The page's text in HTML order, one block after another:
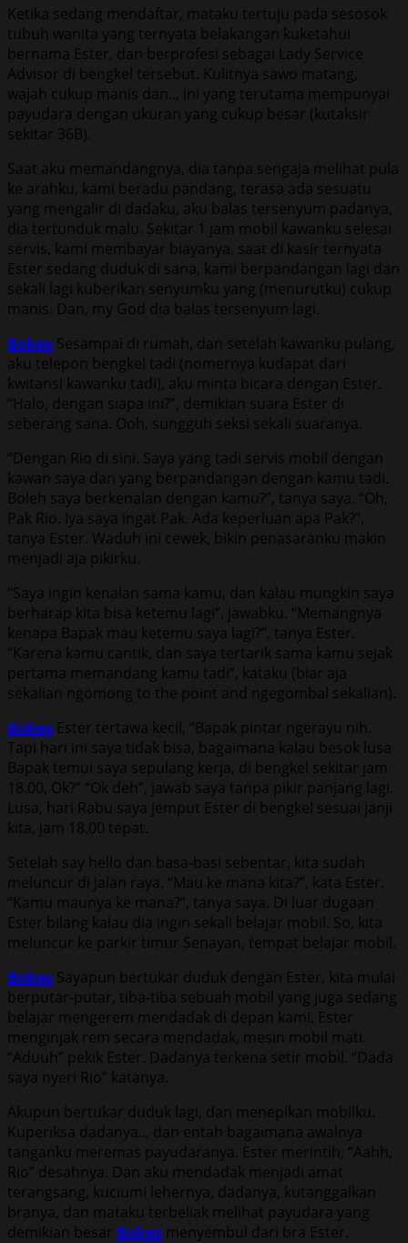
Ketika sedang mendaftar, mataku tertuju pada sesosok
tubuh wanita yang ternyata belakangan kuketahui
bernama Ester, dan berprofesi sebagai Lady Service
Advisor di bengkel tersebut. Kulitnya sawo matang,
wajah cukup manis dan.., ini yang terutama mempunyai
payudara dengan ukuran yang cukup besar (kutaksir
sekitar 36B).
Saat aku memandangnya, dia tanpa sengaja melihat pula
ke arahku, kami beradu pandang, terasa ada sesuatu
yang mengalir di dadaku, aku balas tersenyum padanya,
dia tertunduk malu. Sekitar 1 jam mobil kawanku selesai
servis, kami membayar biayanya, saat di kasir ternyata
Ester sedang duduk di sana, kami berpandangan lagi dan
sekali lagi kuberikan senyumku yang (menurutku) cukup
manis. Dan, my God dia balas tersenyum lagi.
Bokep Sesampai di rumah, dan setelah kawanku pulang,
aku telepon bengkel tadi (nomernya kudapat dari
kwitansi kawanku tadi), aku minta bicara dengan Ester.
“Halo, dengan siapa ini?”, demikian suara Ester di
seberang sana. Ooh, sungguh seksi sekali suaranya.
“Dengan Rio di sini. Saya yang tadi servis mobil dengan
kawan saya dan yang berpandangan dengan kamu tadi.
Boleh saya berkenalan dengan kamu?”, tanya saya. “Oh,
Pak Rio. Iya saya ingat Pak. Ada keperluan apa Pak?”,
tanya Ester. Waduh ini cewek, bikin penasaranku makin
menjadi aja pikirku.
“Saya ingin kenalan sama kamu, dan kalau mungkin saya
berharap kita bisa ketemu lagi”, jawabku. “Memangnya
kenapa Bapak mau ketemu saya lagi?”, tanya Ester.
“Karena kamu cantik, dan saya tertarik sama kamu sejak
pertama memandang kamu tadi”, kataku (biar aja
sekalian ngomong to the point and ngegombal sekalian).
Bokep Ester tertawa kecil, “Bapak pintar ngerayu nih.
Tapi hari ini saya tidak bisa, bagaimana kalau besok lusa
Bapak temui saya sepulang kerja, di bengkel sekitar jam
18.00, Ok?” “Ok deh”, jawab saya tanpa pikir panjang lagi.
Lusa, hari Rabu saya jemput Ester di bengkel sesuai janji
kita, jam 18.00 tepat.
Setelah say hello dan basa-basi sebentar, kita sudah
meluncur di jalan raya. “Mau ke mana kita?”, kata Ester.
“Kamu maunya ke mana?”, tanya saya. Di luar dugaan
Ester bilang kalau dia ingin sekali belajar mobil. So, kita
meluncur ke parkir timur Senayan, tempat belajar mobil.
Bokep Sayapun bertukar duduk dengan Ester, kita mulai
berputar-putar, tiba-tiba sebuah mobil yang juga sedang
belajar mengerem mendadak di depan kami. Ester
menginjak rem secara mendadak, mesin mobil mati.
“Aduuh” pekik Ester. Dadanya terkena setir mobil. “Dada
saya nyeri Rio” katanya.
Akupun bertukar duduk lagi, dan menepikan mobilku.
Kuperiksa dadanya.., dan entah bagaimana awalnya
tanganku meremas payudaranya. Ester merintih, “Aahh,
Rio” desahnya. Dan aku mendadak menjadi amat
terangsang, kuciumi lehernya, dadanya, kutanggalkan
branya, dan mataku terbeliak melihat payudara yang
demikian besar Bokep menyembul dari bra Ester.